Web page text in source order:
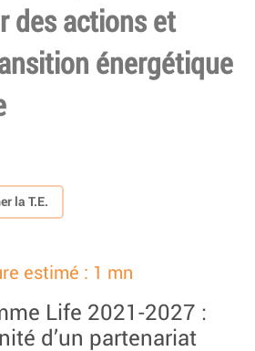
des actions et
énergétique
la T.E.
estimé : 1 mn
Life 2021-2027 :
d’un partenariat